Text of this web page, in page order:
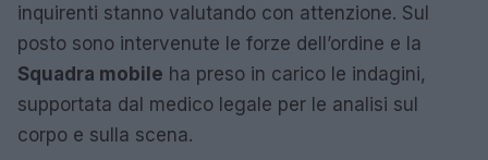
inquirenti stanno valutando con attenzione. Sul
posto sono intervenute le forze dell’ordine e la
Squadra mobile ha preso in carico le indagini,
supportata dal medico legale per le analisi sul
corpo e sulla scena.